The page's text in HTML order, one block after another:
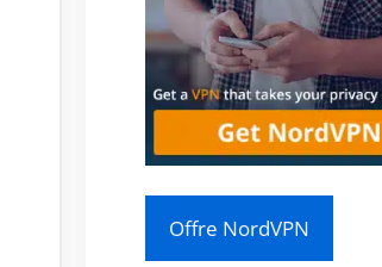
Offre NordVPN